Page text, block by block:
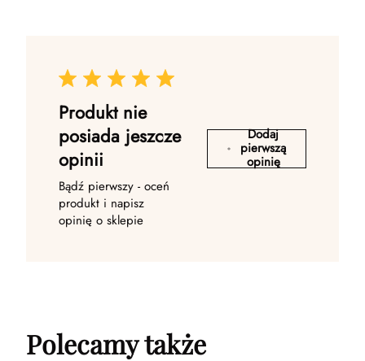
Produkt nie
posiada jeszcze
opinii
Bądź pierwszy - oceń
produkt i napisz
opinię o sklepie
Dodaj
pierwszą
opinię
Polecamy także